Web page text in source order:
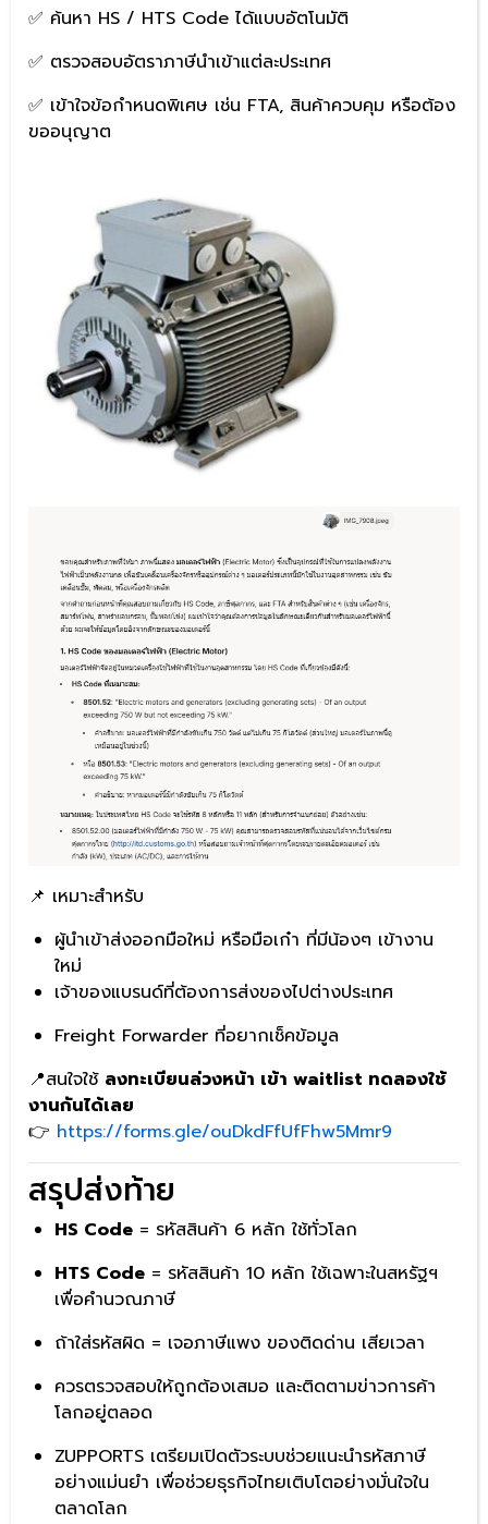
✅ ค้นหา HS / HTS Code ได้แบบอัตโนมัติ
✅ ตรวจสอบอัตราภาษีนำเข้าแต่ละประเทศ
✅ เข้าใจข้อกำหนดพิเศษ เช่น FTA, สินค้าควบคุม หรือต้อง
ขออนุญาต
📌 เหมาะสำหรับ
ผู้นำเข้าส่งออกมือใหม่ หรือมือเก๋า ที่มีน้องๆ เข้างาน
ใหม่
เจ้าของแบรนด์ที่ต้องการส่งของไปต่างประเทศ
Freight Forwarder ที่อยากเช็คข้อมูล
📍สนใจใช้ ลงทะเบียนล่วงหน้า เข้า waitlist ทดลองใช้
งานกันได้เลย
👉 https://forms.gle/ouDkdFfUfFhw5Mmr9
สรุปส่งท้าย
HS Code = รหัสสินค้า 6 หลัก ใช้ทั่วโลก
HTS Code = รหัสสินค้า 10 หลัก ใช้เฉพาะในสหรัฐฯ
เพื่อคำนวณภาษี
ถ้าใส่รหัสผิด = เจอภาษีแพง ของติดด่าน เสียเวลา
ควรตรวจสอบให้ถูกต้องเสมอ และติดตามข่าวการค้า
โลกอยู่ตลอด
ZUPPORTS เตรียมเปิดตัวระบบช่วยแนะนำรหัสภาษี
อย่างแม่นยำ เพื่อช่วยธุรกิจไทยเติบโตอย่างมั่นใจใน
ตลาดโลก